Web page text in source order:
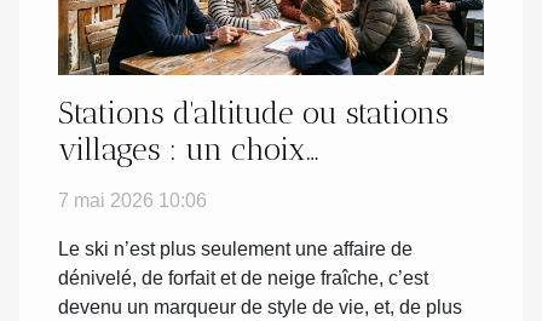
Stations d'altitude ou stations
villages : un choix
générationnel
7 mai 2026 10:06
Le ski n’est plus seulement une affaire de
dénivelé, de forfait et de neige fraîche, c’est
devenu un marqueur de style de vie, et, de plus